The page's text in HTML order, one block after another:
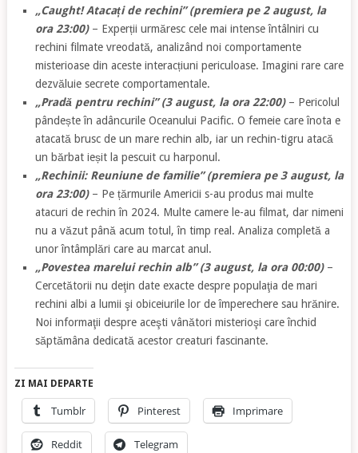
„Caught! Atacați de rechini” (premiera pe 2 august, la
ora 23:00)– Experții urmăresc cele mai intense întâlniri cu
rechini filmate vreodată, analizând noi comportamente
misterioase din aceste interacțiuni periculoase. Imagini rare care
dezvăluie secrete comportamentale.
„Pradă pentru rechini” (3 august, la ora 22:00)– Pericolul
pândește în adâncurile Oceanului Pacific. O femeie care înota e
atacată brusc de un mare rechin alb, iar un rechin-tigru atacă
un bărbat ieșit la pescuit cu harponul.
„Rechinii: Reuniune de familie” (premiera pe 3 august, la
ora 23:00)– Pe țărmurile Americii s-au produs mai multe
atacuri de rechin în 2024. Multe camere le-au filmat, dar nimeni
nu a văzut până acum totul, în timp real. Analiza completă a
unor întâmplări care au marcat anul.
„Povestea marelui rechin alb” (3 august, la ora 00:00)–
Cercetătorii nu deţin date exacte despre populaţia de mari
rechini albi a lumii şi obiceiurile lor de împerechere sau hrănire.
Noi informaţii despre aceşti vânători misterioşi care închid
săptămâna dedicată acestor creaturi fascinante.
ZI MAI DEPARTE
Tumblr Pinterest Imprimare
Reddit Telegram